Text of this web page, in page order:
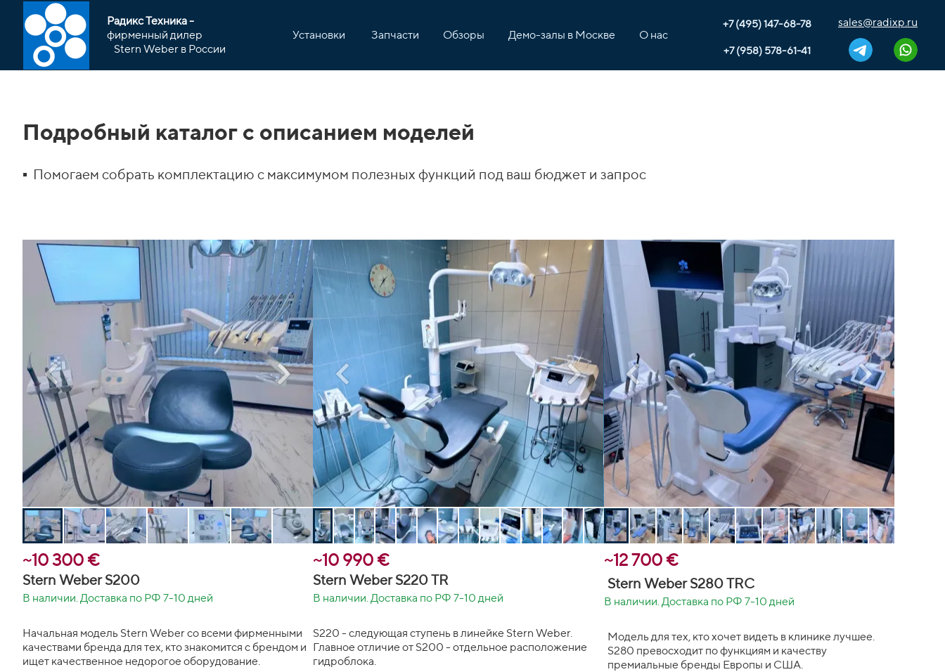
Радикс Техника -
фирменный дилер
Stern Weber в России
Установки Запчасти Обзоры Демо-залы в Москве О нас
+7 (495) 147-68-78 sales@radixp.ru
+7 (958) 578-61-41
Подробный каталог с описанием моделей
▪️ Помогаем собрать комплектацию с максимумом полезных функций под ваш бюджет и запрос
~10 300 €
Stern Weber S200
В наличии. Доставка по РФ 7-10 дней
Начальная модель Stern Weber со всеми фирменными
качествами бренда для тех, кто знакомится с брендом и
ищет качественное недорогое оборудование.
~10 990 €
Stern Weber S220 TR
В наличии. Доставка по РФ 7-10 дней
S220 - следующая ступень в линейке Stern Weber.
Главное отличие от S200 - отдельное расположение
гидроблока.
~12 700 €
Stern Weber S280 TRC
В наличии. Доставка по РФ 7-10 дней
Модель для тех, кто хочет видеть в клинике лучшее.
S280 превосходит по функциям и качеству
премиальные бренды Европы и США.